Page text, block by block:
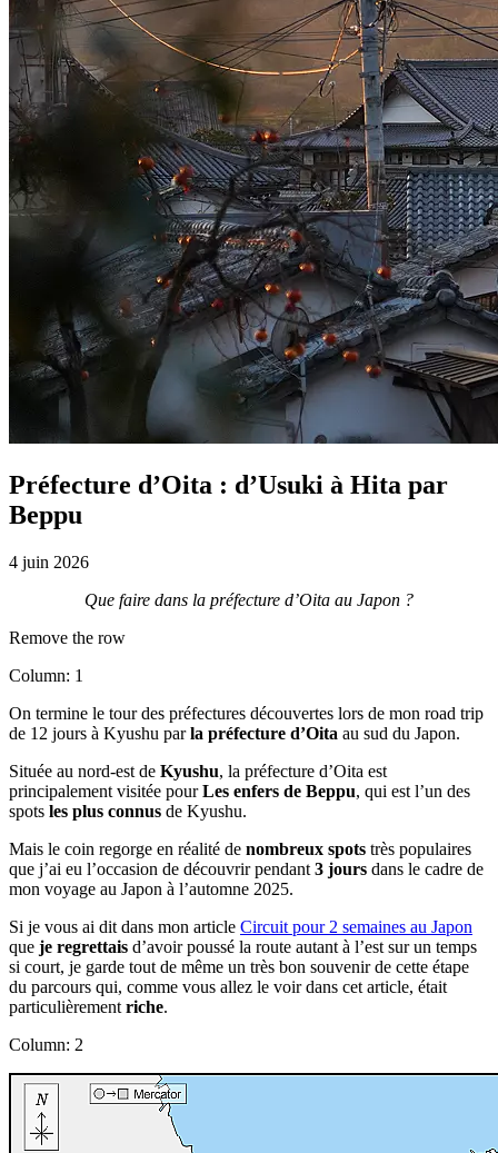
Préfecture d’Oita : d’Usuki à Hita par
Beppu
4 juin 2026
Que faire dans la préfecture d’Oita au Japon ?
Remove the row
Column: 1
On termine le tour des préfectures découvertes lors de mon road trip
de 12 jours à Kyushu parla préfecture d’Oita au sud du Japon.
Située au nord-est de Kyushu, la préfecture d’Oita est
principalement visitée pourLes enfers de Beppu, qui est l’un des
spots les plus connus de Kyushu.
Mais le coin regorge en réalité de nombreux spots très populaires
que j’ai eu l’occasion de découvrir pendant 3 jours dans le cadre de
mon voyage au Japon à l’automne 2025.
Si je vous ai dit dans mon article Circuit pour 2 semaines au Japon
que je regrettais d’avoir poussé la route autant à l’est sur un temps
si court, je garde tout de même un très bon souvenir de cette étape
du parcours qui, comme vous allez le voir dans cet article, était
particulièrement riche.
Column: 2